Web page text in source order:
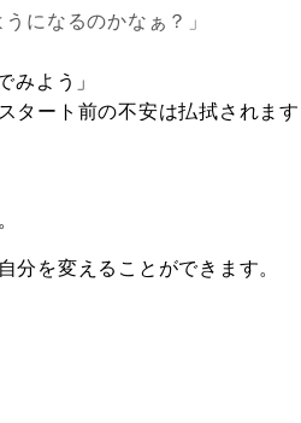
になるのかなぁ？」
みよう」
タート前の不安は払拭されます
分を変えることができます。